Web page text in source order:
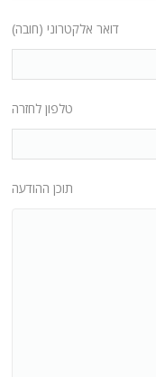
דואר אלקטרוני (חובה)
טלפון לחזרה
תוכן ההודעה